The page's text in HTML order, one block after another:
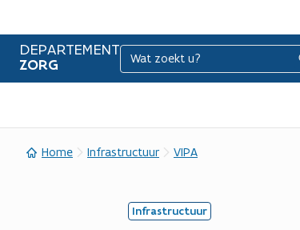
DEPARTEMENT
ZORG
Zoeken
Home Infrastructuur VIPA
Infrastructuur